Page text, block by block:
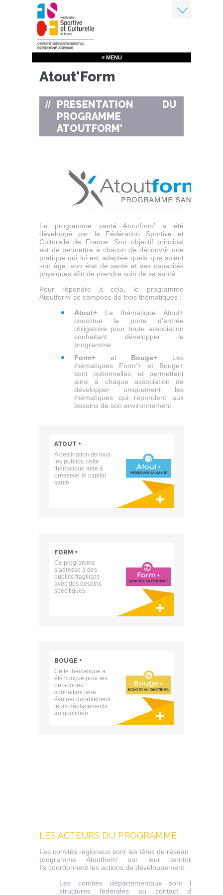
Aller
au
contenu
principal
≡ MENU
Atout'Form
PRESENTATION DU
PROGRAMME
ATOUTFORM'
Le programme santé Atoutform’ a été
développé par la Fédération Sportive et
Culturelle de France. Son objectif principal
est de permettre à chacun de découvrir une
pratique qui lui est adaptée quels que soient
son âge, son état de santé et ses capacités
physiques afin de prendre soin de sa santé.
Pour répondre à cela, le programme
Atoutform’ se compose de trois thématiques :
Atout+ La thématique Atout+
constitue la porte d’entrée
obligatoire pour toute association
souhaitant développer le
programme.
Form+ et Bouge+ Les
thématiques Form’+ et Bouge+
sont optionnelles, et permettent
ainsi à chaque association de
développer uniquement les
thématiques qui répondent aux
besoins de son environnement.
ATOUT +
A destination de tous
les publics, cette
thématique aide à
préserver le capital
santé.
FORM +
Ce programme
s’adresse à des
publics fragilisés
avec des besoins
spécifiques.
BOUGE +
Cette thématique a
été conçue pour les
personnes
souhaitant faire
évoluer durablement
leurs déplacements
au quotidien.
LES ACTEURS DU PROGRAMME
Les comités régionaux sont les têtes de réseau du
programme Atoutform’ sur leur territoire.
Ils coordonnent les actions de développement.
Les comités départementaux sont les
structures fédérales au contact des